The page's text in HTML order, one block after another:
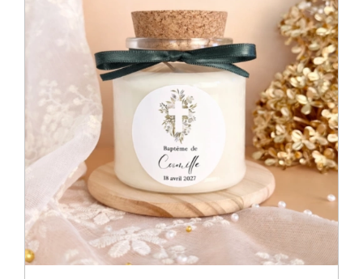
peuvent
être
choisies
sur
la
page
du
produit